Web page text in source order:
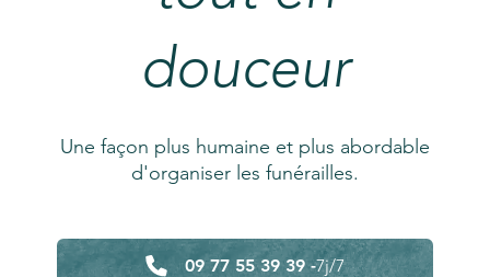
douceur
Une façon plus humaine et plus abordable
d'organiser les funérailles.
09 77 55 39 39 -7j/7